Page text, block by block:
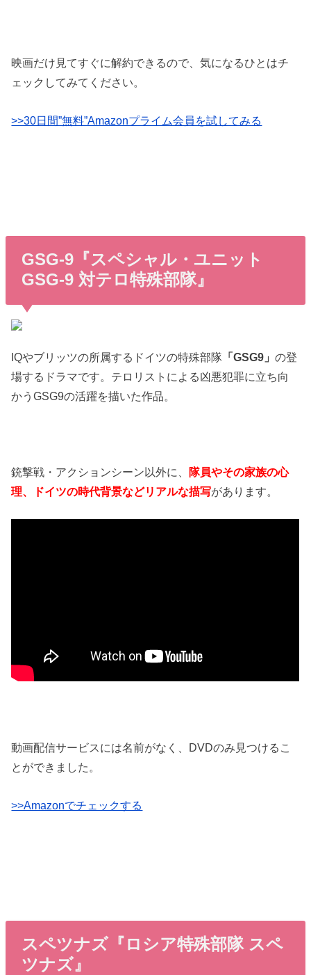
映画だけ見てすぐに解約できるので、気になるひとはチ
ェックしてみてください。
>>30日間”無料”Amazonプライム会員を試してみる
GSG-9『スペシャル・ユニット
GSG-9 対テロ特殊部隊』
IQやブリッツの所属するドイツの特殊部隊 「GSG9」の登
場するドラマです。テロリストによる凶悪犯罪に立ち向
かうGSG9の活躍を描いた作品。
銃撃戦・アクションシーン以外に、 隊員やその家族の心
理、ドイツの時代背景などリアルな描写があります。
動画配信サービスには名前がなく、DVDのみ見つけるこ
とができました。
>>Amazonでチェックする
スペツナズ『ロシア特殊部隊 スペ
ツナズ』